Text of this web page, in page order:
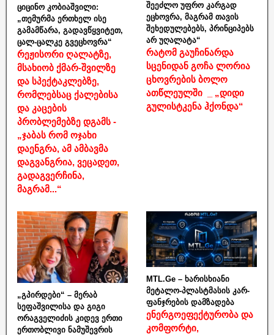
ციცინო კობიაშვილი:
„თემურმა ერთხელ ისე
გამამწარა, გადავწყვიტეთ,
ცალ-ცალკე გვეცხოვრა“
რეჟისორი ღალატზე,
მსახიობ ქმარ-შვილზე
და სპექტაკლებზე,
რომლებსაც ქალებისა
და კაცების
პრობლემებზე დგამს -
„ჯაბას რომ ოჯახი
დაენგრა, ამ ამბავმა
დაგვანგრია, ვეცადეთ,
გადაგვერჩინა,
მაგრამ...“
შეეძლო უფრო კარგად
ეცხოვრა, მაგრამ თავის
შეხედულებებს, პრინციპებს
არ უღალატა“
რატომ გაუჩინარდა
სცენიდან გოჩა ლორია
ცხოვრების ბოლო
ათწლეულში _ „დიდი
გულისტკენა ჰქონდა“
„გპირდები“ – მერაბ
სეფაშვილისა და გიგი
ორაგველიძის კიდევ ერთი
ერთობლივი ნამუშევრის
MTL.Ge – ხარისხიანი
მეტალო-პლასტმასის კარ-
ფანჯრების დამზადება
ენერგოეფექტურობა და
კომფორტი,